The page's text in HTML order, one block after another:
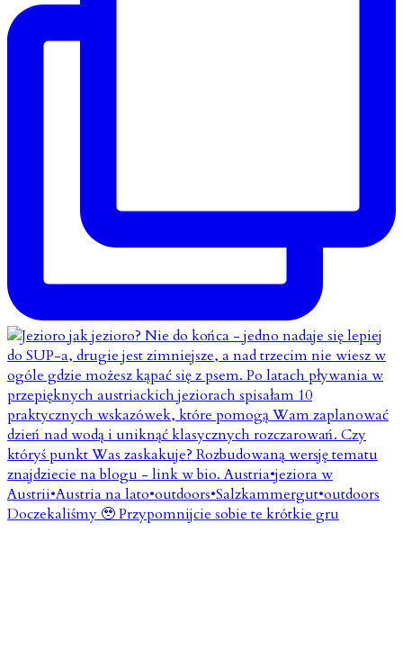
Doczekaliśmy 🥹 Przypomnijcie sobie te krótkie gru